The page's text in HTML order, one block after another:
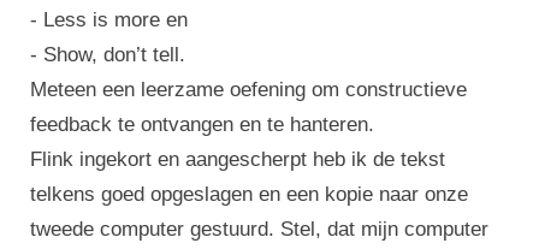
- Less is more en
- Show, don’t tell.
Meteen een leerzame oefening om constructieve
feedback te ontvangen en te hanteren.
Flink ingekort en aangescherpt heb ik de tekst
telkens goed opgeslagen en een kopie naar onze
tweede computer gestuurd. Stel, dat mijn computer